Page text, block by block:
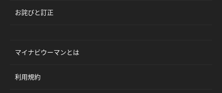
お詫びと訂正
マイナビウーマンとは
利用規約